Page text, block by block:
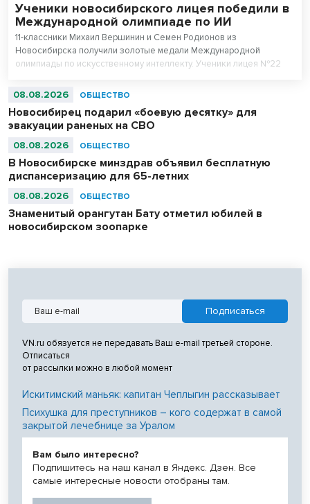
Ученики новосибирского лицея победили в
Международной олимпиаде по ИИ
11-классники Михаил Вершинин и Семен Родионов из
Новосибирска получили золотые медали Международной
олимпиады по искусственному интеллекту. Ученики лицея №22
абсолютными чемпионами соревнований.
08.08.2026 ОБЩЕСТВО
Новосибирец подарил «боевую десятку» для
эвакуации раненых на СВО
08.08.2026 ОБЩЕСТВО
В Новосибирске минздрав объявил бесплатную
диспансеризацию для 65-летних
08.08.2026 ОБЩЕСТВО
Знаменитый орангутан Бату отметил юбилей в
новосибирском зоопарке
VN.ru обязуется не передавать Ваш e-mail третьей стороне.
Отписаться
от рассылки можно в любой момент
Искитимский маньяк: капитан Чеплыгин рассказывает
Психушка для преступников – кого содержат в самой
закрытой лечебнице за Уралом
Вам было интересно?
Подпишитесь на наш канал в Яндекс. Дзен. Все
самые интересные новости отобраны там.